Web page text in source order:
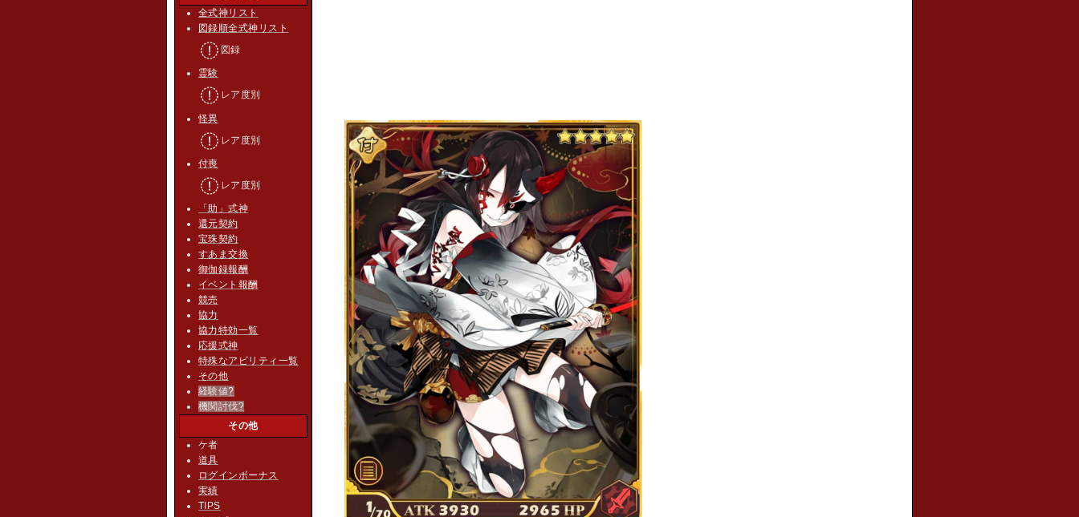
全式神リスト
図録順全式神リスト
図録
霊験
レア度別
怪異
レア度別
付喪
レア度別
「助」式神
還元契約
宝珠契約
すあま交換
御伽録報酬
イベント報酬
競売
協力
協力特効一覧
応援式神
特殊なアビリティ一覧
その他
経験値?
機関討伐?
その他
ケ者
道具
ログインボーナス
実績
TIPS